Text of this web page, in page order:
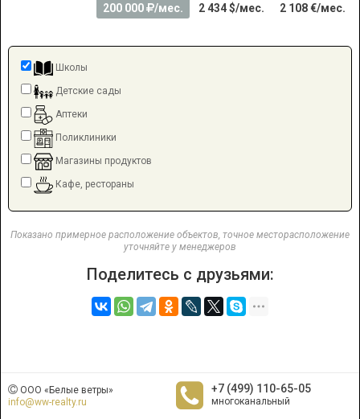
200 000 /мес. 2 434 $/мес. 2 108 €/мес.
Школы
Детские сады
Аптеки
Поликлиники
Магазины продуктов
Кафе, рестораны
Показано примерное расположение объектов, точное месторасположение
уточняйте у менеджеров
Поделитесь с друзьями:
ООО «Белые ветры»
info@ww-realty.ru
+7 (499) 110-65-05
многоканальный